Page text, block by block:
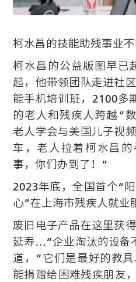
柯水昌的技能助残事业不
柯水昌的公益版图早已
起，他带领团队走进社
能手机培训班，2100多
的老人和残疾人跨越“
老人学会与美国儿子视
车，老人拉着柯水昌
事，你们办到了！”
2023年底，全国首个“
心”在上海市残疾人就业
废旧电子产品在这里获
延寿…“企业淘汰的设备
道，“它们是最好的教
能捐赠给困难残疾朋友